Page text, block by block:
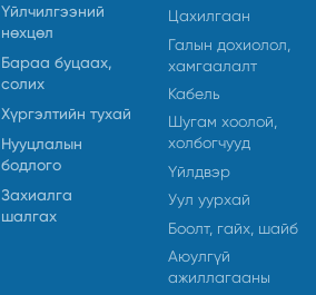
Үйлчилгээний
нөхцөл
Бараа буцаах,
солих
Хүргэлтийн тухай
Нууцлалын
бодлого
Захиалга
шалгах
Цахилгаан
Галын дохиолол,
хамгаалалт
Кабель
Шугам хоолой,
холбогчууд
Үйлдвэр
Уул уурхай
Боолт, гайх, шайб
Аюулгүй
ажиллагааны